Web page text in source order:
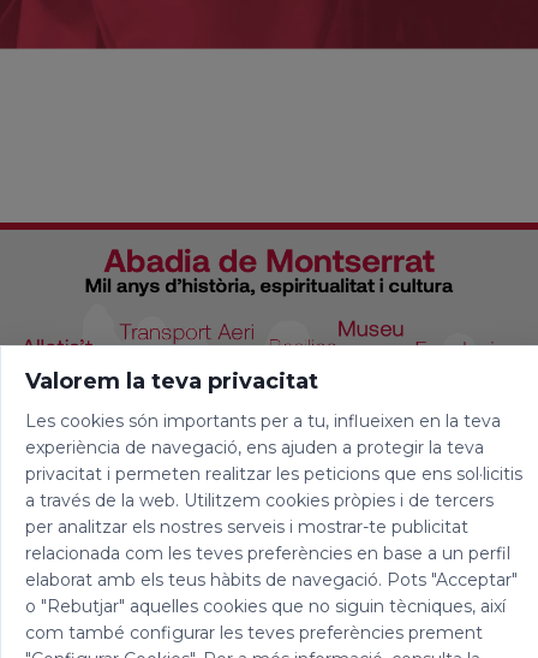
Valorem la teva privacitat
Les cookies són importants per a tu, influeixen en la teva
experiència de navegació, ens ajuden a protegir la teva
privacitat i permeten realitzar les peticions que ens sol·licitis
a través de la web. Utilitzem cookies pròpies i de tercers
per analitzar els nostres serveis i mostrar-te publicitat
relacionada com les teves preferències en base a un perfil
elaborat amb els teus hàbits de navegació. Pots "Acceptar"
o "Rebutjar" aquelles cookies que no siguin tècniques, així
com també configurar les teves preferències prement